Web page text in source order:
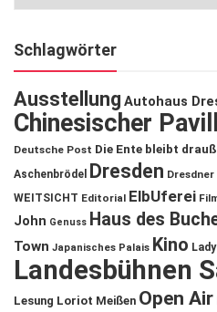
Schlagwörter
Ausstellung Autohaus
Chinesischer
Deutsche Post Die Ente bleibt
Aschenbrödel
Dresden
WEITSICHT Editorial ElbUferei
John Genuss Haus des
Town Japanisches Palais Kino
Landesbühnen
Lesung Loriot Meißen Open Air